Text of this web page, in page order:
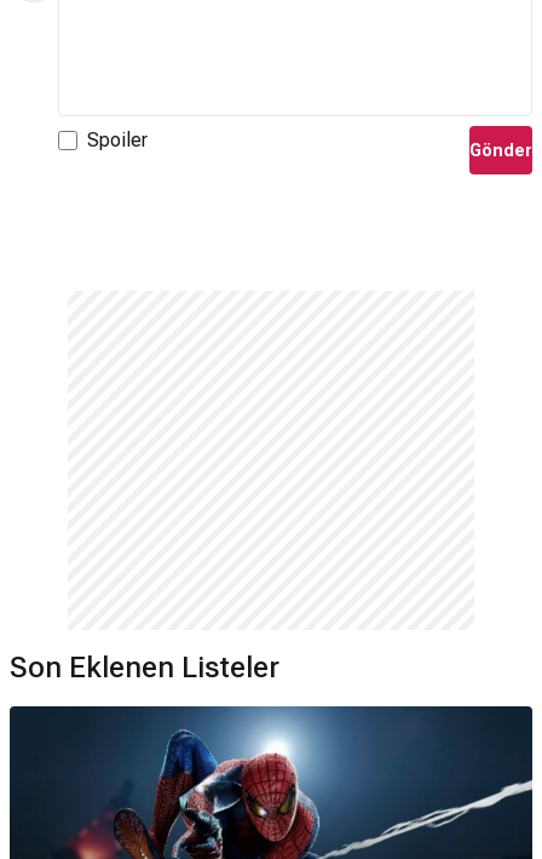
Spoiler Gönder
Son Eklenen Listeler